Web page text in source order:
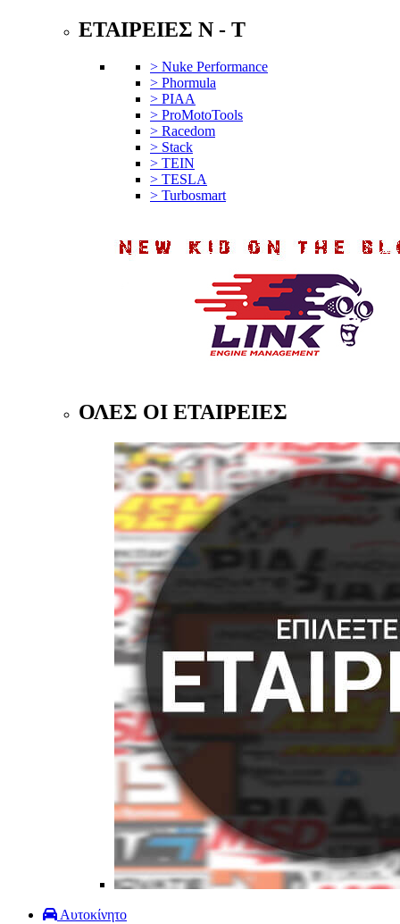
ΕΤΑΙΡΕΙΕΣ N - T
> Nuke Performance
> Phormula
> PIAA
> ProMotoTools
> Racedom
> Stack
> TEIN
> TESLA
> Turbosmart
ΟΛΕΣ ΟΙ ΕΤΑΙΡΕΙΕΣ
Αυτοκίνητο